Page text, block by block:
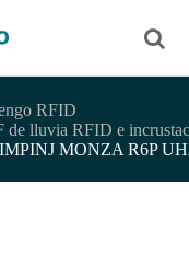
RFID
de lluvia RFID e
MONZA R6P